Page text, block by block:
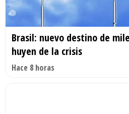
Brasil: nuevo destino de
huyen de la crisis
Hace 8 horas